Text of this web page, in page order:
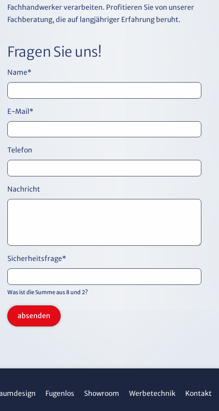
Fachhandwerker verarbeiten. Profitieren Sie von unserer
Fachberatung, die auf langjähriger Erfahrung beruht.
Fragen Sie uns!
Name*
E-Mail*
Telefon
Nachricht
Sicherheitsfrage*
Was ist die Summe aus 8 und 2?
absenden
Fugenlos Showroom Werbetechnik Kontakt